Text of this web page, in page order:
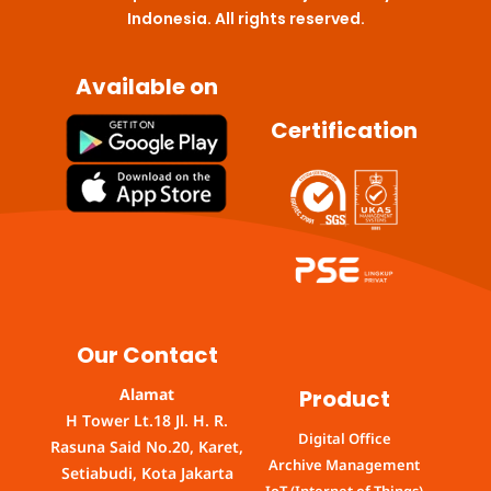
Indonesia. All rights reserved.
Available on
Certification
Our Contact
Alamat
H Tower Lt.18 Jl. H. R.
Rasuna Said No.20, Karet,
Setiabudi, Kota Jakarta
Product
Digital Office
Archive Management